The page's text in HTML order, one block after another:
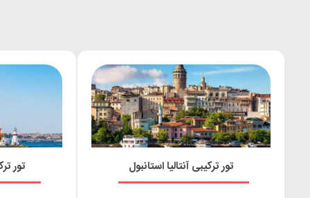
تور ترکیبی آنتالیا استانبول تور